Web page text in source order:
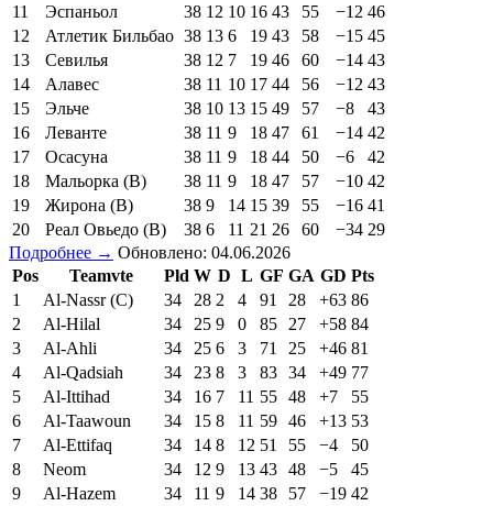
11
Эспаньол 38 12 10 16 43 55 −12 46
12
Атлетик Бильбао 38 13 6 19 43 58 −15 45
13
Севилья 38 12 7 19 46 60 −14 43
14
Алавес 38 11 10 17 44 56 −12 43
15
Эльче 38 10 13 15 49 57 −8
43
16
Леванте 38 11 9 18 47 61 −14 42
17
Осасуна 38 11 9 18 44 50 −6
42
18
Мальорка (В) 38 11 9 18 47 57 −10 42
19
Жирона (В) 38 9 14 15 39 55 −16 41
20
Реал Овьедо (В) 38 6 11 21 26 60 −34 29
Подробнее → Обновлено: 04.06.2026
Pos
Teamvte Pld W D L GF GA GD Pts
1
Al-Nassr (C) 34 28 2 4 91 28 +63 86
2
Al-Hilal 34 25 9 0 85 27 +58 84
3
Al-Ahli 34 25 6 3 71 25 +46 81
4
Al-Qadsiah 34 23 8 3 83 34 +49 77
5
Al-Ittihad 34 16 7 11 55 48 +7
55
6
Al-Taawoun 34 15 8 11 59 46 +13 53
7
Al-Ettifaq 34 14 8 12 51 55 −4
50
8
Neom 34 12 9 13 43 48 −5
45
9
Al-Hazem 34 11 9 14 38 57 −19 42